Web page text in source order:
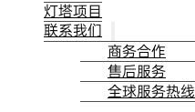
灯塔项目
联系我们
商务合作
售后服务
全球服务热线